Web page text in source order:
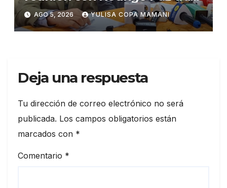
cambios en la administración
del turismo
AGO 5, 2026 YULISA COPA MAMANI
Deja una respuesta
Tu dirección de correo electrónico no será
publicada. Los campos obligatorios están
marcados con *
Comentario *